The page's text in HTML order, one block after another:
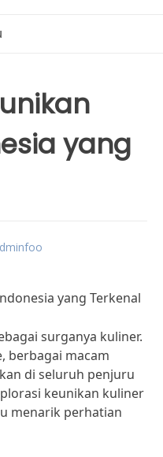
yang
yang Terkenal
surganya kuliner.
berbagai macam
di seluruh penjuru
keunikan kuliner
menarik perhatian